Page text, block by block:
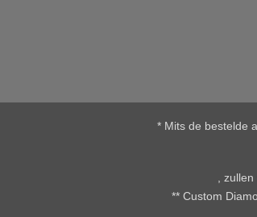
* Mits de bestelde
,
** Custom